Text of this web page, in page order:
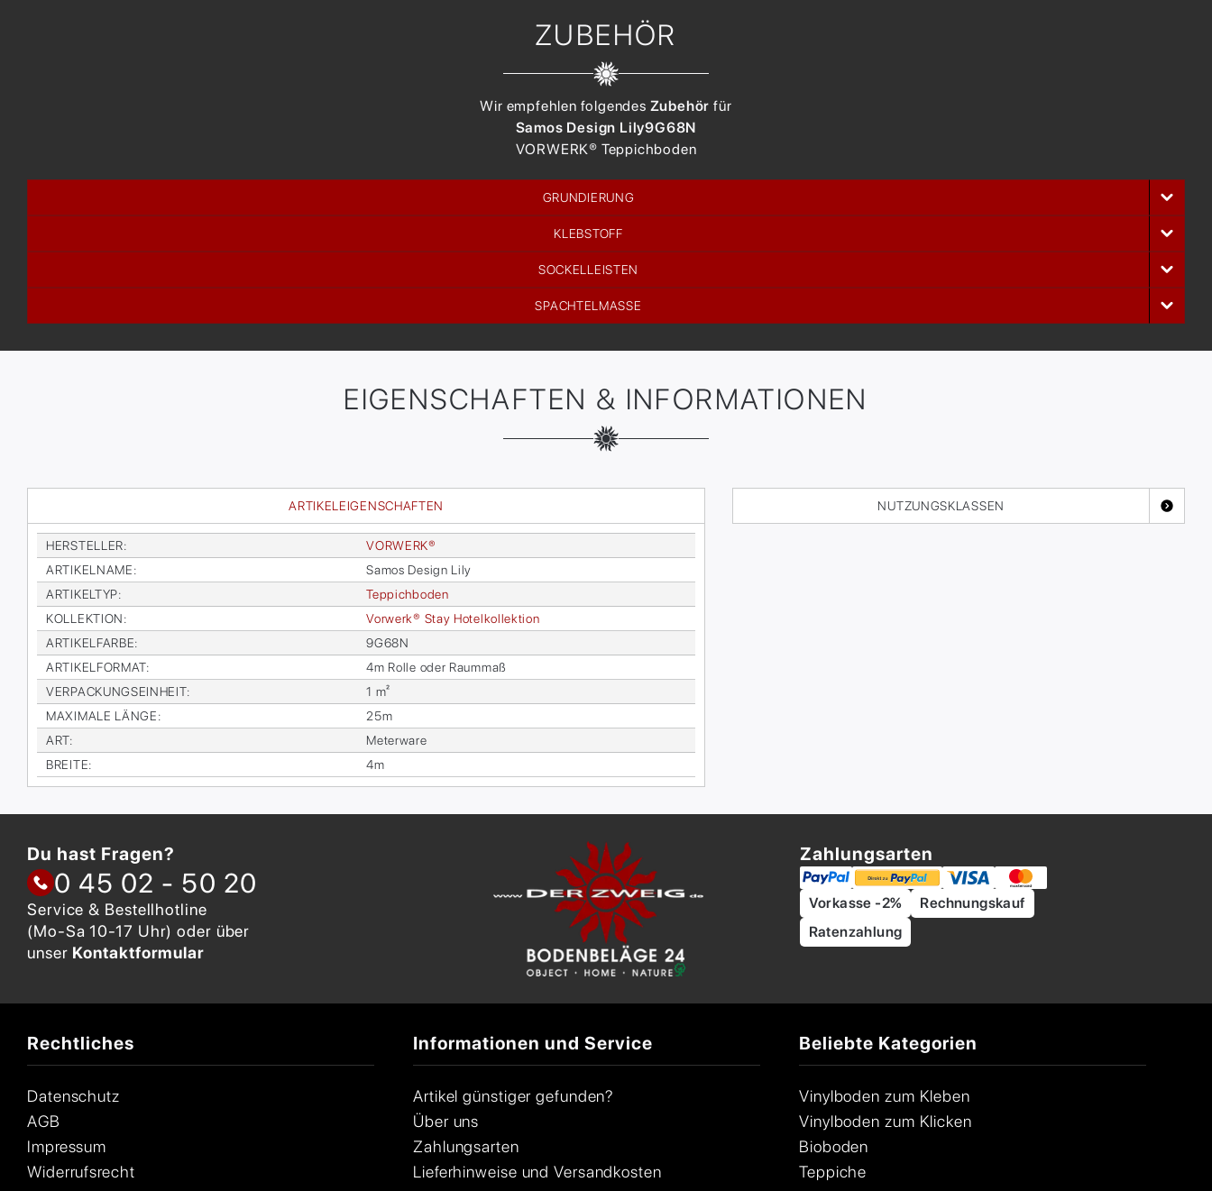
ZUBEHÖR
Wir empfehlen folgendes Zubehör für
Samos Design Lily9G68N
VORWERK® Teppichboden
GRUNDIERUNG
KLEBSTOFF
SOCKELLEISTEN
SPACHTELMASSE
EIGENSCHAFTEN & INFORMATIONEN
ARTIKELEIGENSCHAFTEN
HER­STEL­LER:
VOR­WER­K®
AR­TI­KEL­NA­ME:
Sa­mos De­sign Lily
AR­TI­KEL­TYP:
Tep­pich­bo­den
KOL­LEK­TI­ON:
Vor­wer­k® Stay Ho­tel­kol­lek­ti­on
AR­TI­KEL­FAR­BE:
9G68N
AR­TI­KEL­FOR­MAT:
4m Rol­le oder Raum­maß
VER­PA­CKUNGS­EIN­HEIT:
1 m²
MA­XI­MA­LE LÄN­GE:
25m
ART:
Me­ter­wa­re
BREI­TE: 4m
NUTZUNGSKLASSEN
Du hast Fragen?
0 45 02 - 50 20
Service & Bestellhotline
(Mo-Sa 10-17 Uhr) oder über
unser Kontaktformular
Zahlungsarten
Vorkasse -2%
Rechnungskauf
Ratenzahlung
Rechtliches
Datenschutz
AGB
Impressum
Widerrufsrecht
Informationen und Service
Artikel günstiger gefunden?
Über uns
Zahlungsarten
Lieferhinweise und Versandkosten
Beliebte Kategorien
Vinylboden zum Kleben
Vinylboden zum Klicken
Bioboden
Teppiche